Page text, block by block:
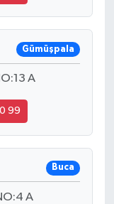
Gümüşpala
A
99
Buca
A